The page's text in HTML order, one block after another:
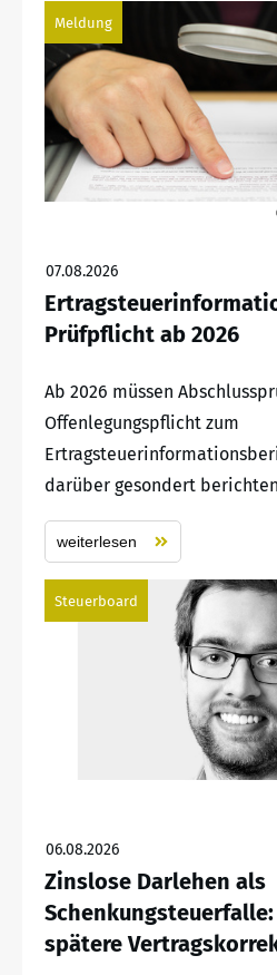
Meldung
07.08.2026
Prüfpflicht ab 2026
Ab 2026 müssen
Offenlegungspflicht zum
darüber gesondert
weiterlesen
Steuerboard
06.08.2026
Zinslose Darlehen als
spätere